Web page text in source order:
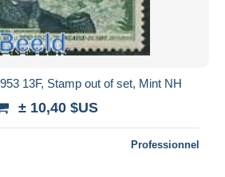
13F, Stamp out of set, Mint NH
± 10,40 $US
Professionnel